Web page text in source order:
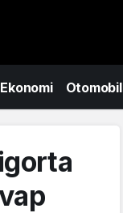
Ekonomi Otomobil